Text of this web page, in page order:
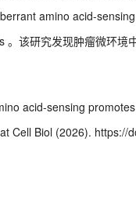
amino acid-
该研究发现肿瘤微环境
acid-sensing
Cell Biol (2026).